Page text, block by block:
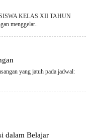
KELAS XII TAHUN
menggelar..
yang jatuh pada jadwal:
dalam Belajar